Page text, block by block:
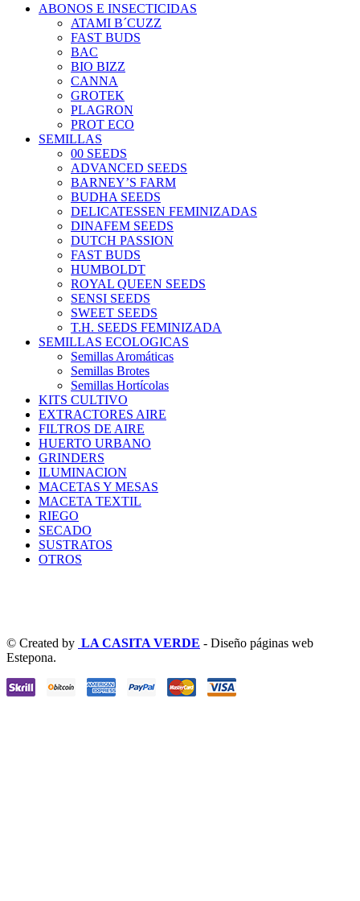
ABONOS E INSECTICIDAS
ATAMI B´CUZZ
FAST BUDS
BAC
BIO BIZZ
CANNA
GROTEK
PLAGRON
PROT ECO
SEMILLAS
00 SEEDS
ADVANCED SEEDS
BARNEY’S FARM
BUDHA SEEDS
DELICATESSEN FEMINIZADAS
DINAFEM SEEDS
DUTCH PASSION
FAST BUDS
HUMBOLDT
ROYAL QUEEN SEEDS
SENSI SEEDS
SWEET SEEDS
T.H. SEEDS FEMINIZADA
SEMILLAS ECOLOGICAS
Semillas Aromáticas
Semillas Brotes
Semillas Hortícolas
KITS CULTIVO
EXTRACTORES AIRE
FILTROS DE AIRE
HUERTO URBANO
GRINDERS
ILUMINACION
MACETAS Y MESAS
MACETA TEXTIL
RIEGO
SECADO
SUSTRATOS
OTROS
© Created by LA CASITA VERDE - Diseño páginas web
Estepona.